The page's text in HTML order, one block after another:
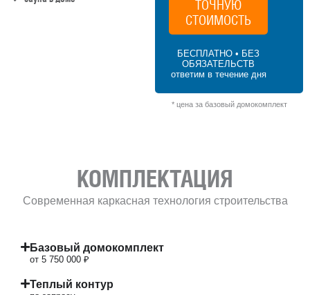
ТОЧНУЮ
СТОИМОСТЬ
БЕСПЛАТНО • БЕЗ
ОБЯЗАТЕЛЬСТВ
ответим в течение дня
* цена за базовый домокомплект
КОМПЛЕКТАЦИЯ
Современная каркасная технология строительства
Базовый домокомплект
от 5 750 000 ₽
Теплый контур